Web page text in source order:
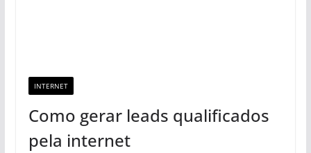
INTERNET
Como gerar leads qualificados
pela internet